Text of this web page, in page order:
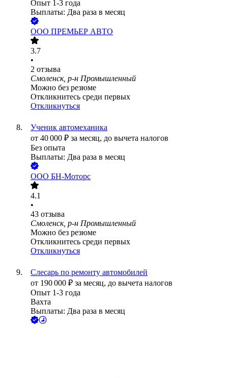
Опыт 1-3 года
Выплаты: Два раза в месяц
ООО ПРЕМЬЕР АВТО
3.7
•
2 отзыва
Смоленск, р-н Промышленный
Можно без резюме
Откликнитесь среди первых
Откликнуться
Ученик автомеханика
от 40 000 ₽ за месяц, до вычета налогов
Без опыта
Выплаты: Два раза в месяц
ООО БН-Моторс
4.1
•
43 отзыва
Смоленск, р-н Промышленный
Можно без резюме
Откликнитесь среди первых
Откликнуться
Слесарь по ремонту автомобилей
от 190 000 ₽ за месяц, до вычета налогов
Опыт 1-3 года
Вахта
Выплаты: Два раза в месяц